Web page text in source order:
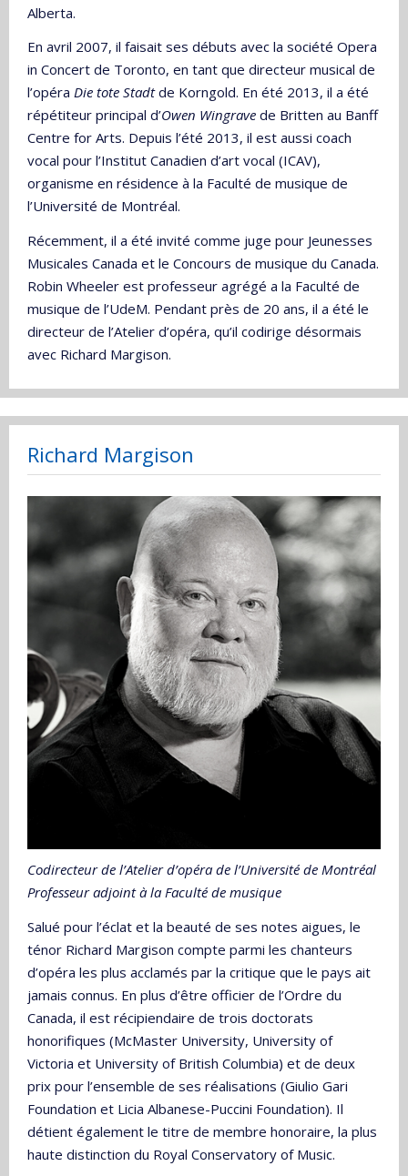
Alberta.
En avril 2007, il faisait ses débuts avec la société Opera
in Concert de Toronto, en tant que directeur musical de
l’opéra Die tote Stadtde Korngold. En été 2013, il a été
répétiteur principal d’Owen Wingrave de Britten au Banff
Centre for Arts. Depuis l’été 2013, il est aussi coach
vocal pour l’Institut Canadien d’art vocal (ICAV),
organisme en résidence à la Faculté de musique de
l’Université de Montréal.
Récemment, il a été invité comme juge pour Jeunesses
Musicales Canada et le Concours de musique du Canada.
Robin Wheeler est professeur agrégé a la Faculté de
musique de l’UdeM. Pendant près de 20 ans, il a été le
directeur de l’Atelier d’opéra, qu’il codirige désormais
avec Richard Margison.
Richard Margison
Codirecteur de l’Atelier d’opéra de l’Université de Montréal
Professeur adjoint à la Faculté de musique
Salué pour l’éclat et la beauté de ses notes aigues, le
ténor Richard Margison compte parmi les chanteurs
d’opéra les plus acclamés par la critique que le pays ait
jamais connus. En plus d’être officier de l’Ordre du
Canada, il est récipiendaire de trois doctorats
honorifiques (McMaster University, University of
Victoria et University of British Columbia) et de deux
prix pour l’ensemble de ses réalisations (Giulio Gari
Foundation et Licia Albanese-Puccini Foundation). Il
détient également le titre de membre honoraire, la plus
haute distinction du Royal Conservatory of Music.